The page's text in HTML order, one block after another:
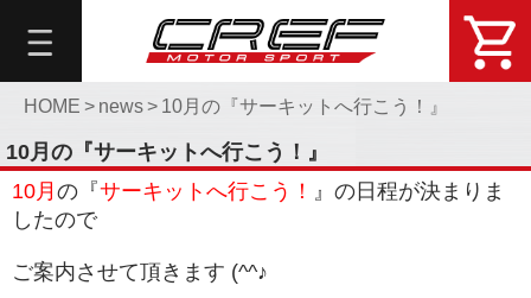
メ
ニ
ー
About
問
HOME > news> 10月の『サーキットへ行こう！』
10月の『サーキットへ行こう！』
10月 の『サーキットへ行こう！
』の日程が決まりま
したので
ご案内させて頂きます (^^♪